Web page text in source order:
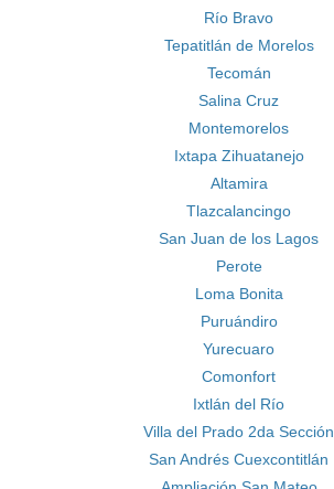
Río Bravo
Tepatitlán de Morelos
Tecomán
Salina Cruz
Montemorelos
Ixtapa Zihuatanejo
Altamira
Tlazcalancingo
San Juan de los Lagos
Perote
Loma Bonita
Puruándiro
Yurecuaro
Comonfort
Ixtlán del Río
Villa del Prado 2da Sección
San Andrés Cuexcontitlán